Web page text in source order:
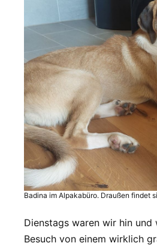
Badina im Alpakabüro. Draußen findet
Dienstags waren wir hin und
Besuch von einem wirklich